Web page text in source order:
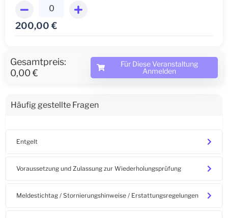
200,00 €
Gesamtpreis:
0,00 €
Für Diese Veranstaltung
Anmelden
Häufig gestellte Fragen
Entgelt
Voraussetzung und Zulassung zur Wiederholungsprüfung
Meldestichtag / Stornierungshinweise / Erstattungsregelungen